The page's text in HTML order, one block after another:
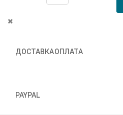
ДОСТАВКАОПЛАТА
PAYPAL